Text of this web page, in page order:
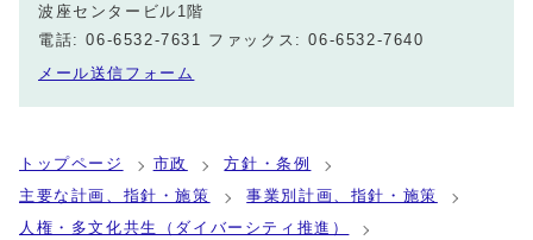
波座センタービル1階
電話: 06-6532-7631 ファックス: 06-6532-7640
メール送信フォーム
トップページ 市政
方針・条例
主要な計画、指針・施策
事業別計画、指針・施策
人権・多文化共生（ダイバーシティ推進）